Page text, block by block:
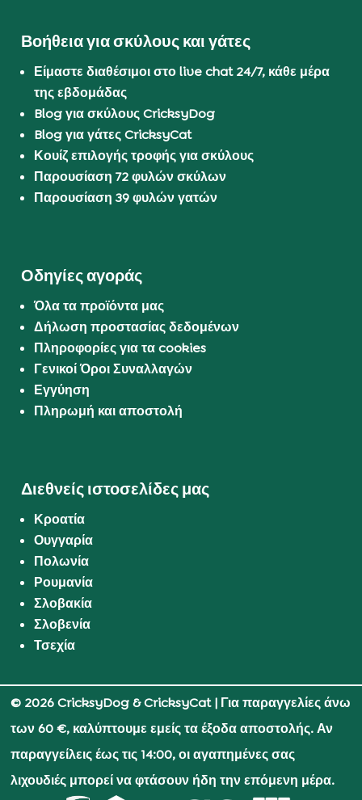
Βοήθεια για σκύλους και γάτες
Είμαστε διαθέσιμοι στο live chat 24/7, κάθε μέρα
της εβδομάδας
Blog για σκύλους CricksyDog
Blog για γάτες CricksyCat
Κουίζ επιλογής τροφής για σκύλους
Παρουσίαση 72 φυλών σκύλων
Παρουσίαση 39 φυλών γατών
Οδηγίες αγοράς
Όλα τα προϊόντα μας
Δήλωση προστασίας δεδομένων
Πληροφορίες για τα cookies
Γενικοί Όροι Συναλλαγών
Εγγύηση
Πληρωμή και αποστολή
Διεθνείς ιστοσελίδες μας
Κροατία
Ουγγαρία
Πολωνία
Ρουμανία
Σλοβακία
Σλοβενία
Τσεχία
© 2026 CricksyDog & CricksyCat| Για παραγγελίες άνω
των 60 €, καλύπτουμε εμείς τα έξοδα αποστολής. Αν
παραγγείλεις έως τις 14:00, οι αγαπημένες σας
λιχουδιές μπορεί να φτάσουν ήδη την επόμενη μέρα.